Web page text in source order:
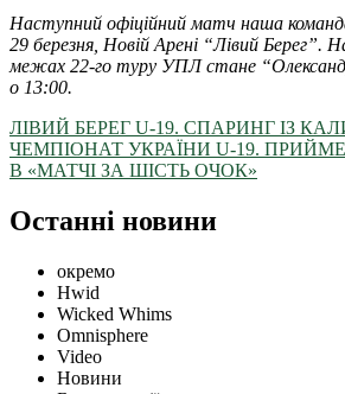
Наступний офіційний матч наша
29 березня, Новій Арені “Лівий Берег”.
межах 22-го туру УПЛ стане
о 13:00.
ЛІВИЙ БЕРЕГ U-19. СПАРИНГ ІЗ
ЧЕМПІОНАТ УКРАЇНИ U-19.
В «МАТЧІ ЗА ШІСТЬ ОЧОК»
Останні новини
окремо
Hwid
Wicked Whims
Omnisphere
Video
Новини